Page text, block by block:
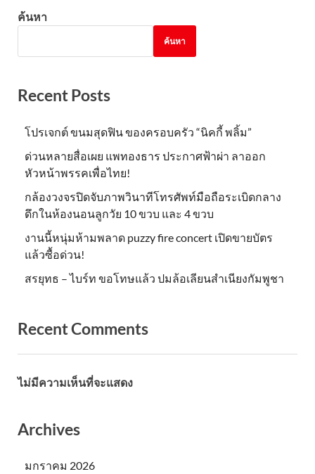
ค้นหา
ค้นหา
Recent Posts
โปรเจกต์ ขนมสุดฟิน ของครอบครัว “นิคกี้ พลิ้ม”
ด่วนหลายสื่อเผย แพทองธาร ประกาศฟ้าผ่า ลาออก
หัวหน้าพรรคเพื่อไทย!
กล้องวงจรปิดจับภาพวินาทีโทรศัพท์มือถือระเบิดกลาง
ดึกในห้องนอนลูกวัย 10 ขวบ และ 4 ขวบ
งานนี้หนุ่มห้ามพลาด puzzy fire concert เปิดขายบัตร
แล้วซื้อด่วน!
สรยุทธ – ไบร์ท ขอโทษแล้ว ปมล้อเลียนสำเนียงกัมพูชา
Recent Comments
ไม่มีความเห็นที่จะแสดง
Archives
มกราคม 2026